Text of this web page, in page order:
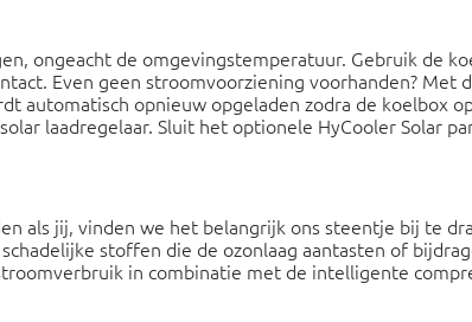
ongeacht de omgevingstemperatuur. Gebruik de
Even geen stroomvoorziening voorhanden? Met
automatisch opnieuw opgeladen zodra de koelbox
laadregelaar. Sluit het optionele HyCooler Solar
als jij, vinden we het belangrijk ons steentje bij te
stoffen die de ozonlaag aantasten of
in combinatie met de intelligente